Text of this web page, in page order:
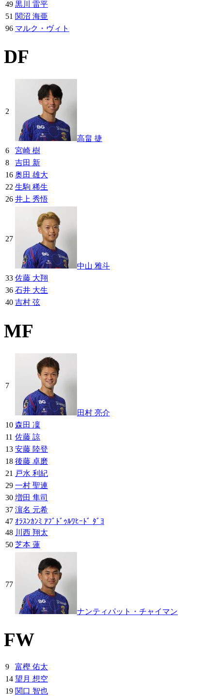
49 黒川 雷平
51 関沼 海亜
96 マルク・ヴィト
DF
2
高畠 捷
6
宮崎 樹
8
吉田 新
16 奥田 雄大
22 生駒 稀生
26 井上 秀悟
27
中山 雅斗
33 佐藤 大翔
36 石井 大生
40 吉村 弦
MF
7
田村 亮介
10 森田 凜
11 佐藤 諒
13 安藤 陸登
18 後藤 卓磨
21 戸水 利紀
29 一村 聖連
30 増田 隼司
37 濵名 元希
47 ｵﾗｽﾝｶﾝﾐ ｱﾌﾞﾄﾞｩﾙﾜﾋｰﾄﾞ ﾀﾞﾖ
48 川西 翔太
50 芝本 蓮
77
ナンティパット・チャイマン
FW
9
富樫 佑太
14 望月 想空
19 関口 智也